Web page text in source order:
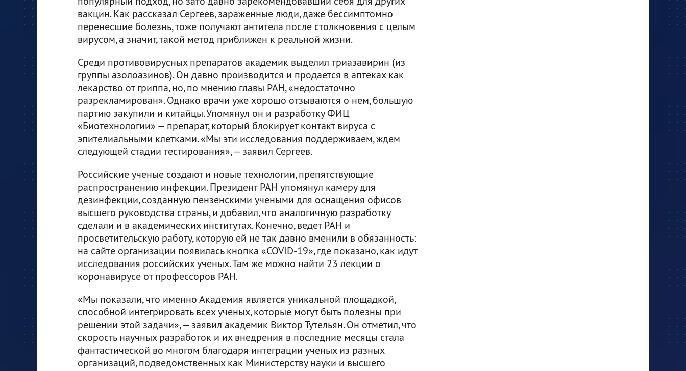
вакцин. Как рассказал Сергеев, зараженные люди, даже бессимптомно
перенесшие болезнь, тоже получают антитела после столкновения с целым
вирусом, а значит, такой метод приближен к реальной жизни.
Среди противовирусных препаратов академик выделил триазавирин (из
группы азолоазинов). Он давно производится и продается в аптеках как
лекарство от гриппа, но, по мнению главы РАН, «недостаточно
разрекламирован». Однако врачи уже хорошо отзываются о нем, большую
партию закупили и китайцы. Упомянул он и разработку ФИЦ
«Биотехнологии» — препарат, который блокирует контакт вируса с
эпителиальными клетками. «Мы эти исследования поддерживаем, ждем
следующей стадии тестирования», — заявил Сергеев.
Российские ученые создают и новые технологии, препятствующие
распространению инфекции. Президент РАН упомянул камеру для
дезинфекции, созданную пензенскими учеными для оснащения офисов
высшего руководства страны, и добавил, что аналогичную разработку
сделали и в академических институтах. Конечно, ведет РАН и
просветительскую работу, которую ей не так давно вменили в обязанность:
на сайте организации появилась кнопка «COVID-19», где показано, как идут
исследования российских ученых. Там же можно найти 23 лекции о
коронавирусе от профессоров РАН.
«Мы показали, что именно Академия является уникальной площадкой,
способной интегрировать всех ученых, которые могут быть полезны при
решении этой задачи», — заявил академик Виктор Тутельян. Он отметил, что
скорость научных разработок и их внедрения в последние месяцы стала
фантастической во многом благодаря интеграции ученых из разных
организаций, подведомственных как Министерству науки и высшего